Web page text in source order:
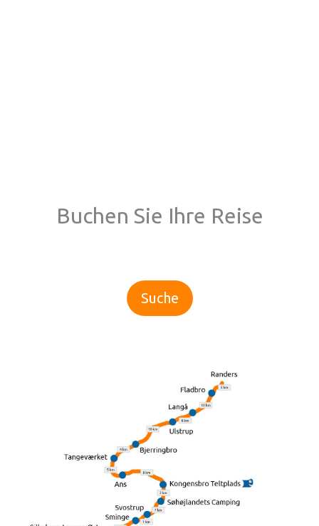
Buchen Sie Ihre Reise
Suche